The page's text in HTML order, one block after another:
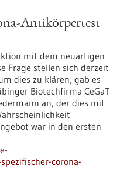
Antikörpertest
mit dem neuartigen
Frage stellen sich derzeit
dies zu klären, gab es
Biotechfirma CeGaT
an, der dies mit
war in den ersten
corona-